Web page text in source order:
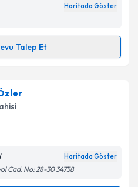
Haritada Göster
Talep Et
için randevu takvimi talebi
randevu almanız için bir
posta ile bilgilendireceğiz.
Haritada Göster
Cad. No: 28-30 34758